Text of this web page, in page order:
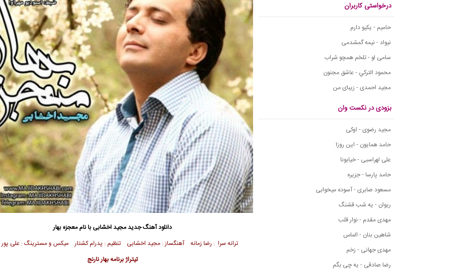
درخواستی کاربران
حامیم - یکیو دارم
نیواد - نیمه گمشدمی
سامی لو - تلخم همچو شراب
محمود التركي - عاشق مجنون
مجید احمدی - زیبای من
بزودی در نکست وان
مجید رضوی - اوکی
حامد همایون - این روزا
علی لهراسبی - خیابونا
حامد پارسا - جزیره
مسعود صابری - آسوده میخوابی
ریوان - یه شب قشنگ
مهدی مقدم - نوار قلب
شاهین بنان - الماس
مهدی جهانی - زخم
رضا صادقی - یه چی بگم
دانلود آهنگ جدیدمجید اخشابی با نام معجزه بهار
ترانه سرا : رضا زمانه آهنگساز : مجید اخشابی تنظیم : پدرام کشتار میکس و مسترینگ : علی
تیتراژ برنامه بهار نارنج